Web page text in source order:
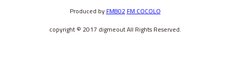
Produced by FM802 FM COCOLO
copyright © 2017 digmeout All Rights Reserved.